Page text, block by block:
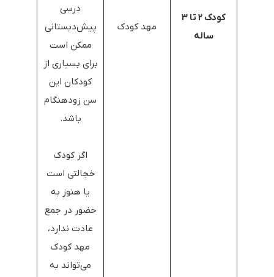
کودک ۲ تا ۳
ساله
مهد کودک
درسی
پیش‌دبستانی
ممکن است
برای بسیاری از
کودکان این
سن زودهنگام
باشد.
اگر کودک
خجالتی است
یا هنوز به
حضور در جمع
عادت ندارد،
مهد کودک
می‌تواند به